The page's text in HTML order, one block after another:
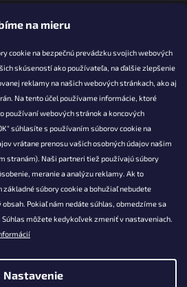
na mieru
cookie na bezpečnú prevádzku svojich webových
skúseností ako používateľa, na ďalšie zlepšenie
reklamy na našich webových stránkach, ako aj
Na tento účel používame informácie, ktoré
používaní webových stránok a koncových
súhlasíte s používaním súborov cookie na
vrátane prenosu vašich osobných údajov našim
stranám). Naši partneri tiež používajú súbory
meranie a analýzu reklamy. Ak to
súbory cookie a bohužiaľ nebudete
Pokiaľ nám nedáte súhlas, obmedzíme sa
môžete kedykoľvek zmeniť v nastaveniach.
Nastavenie